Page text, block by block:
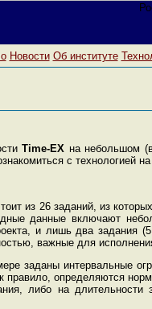
Новости Об институте
Time-EX на небольшом
с технологией
из 26 заданий, из
данные включают
и лишь два задания
важные для
заданы интервальные
правило, определяются
либо на